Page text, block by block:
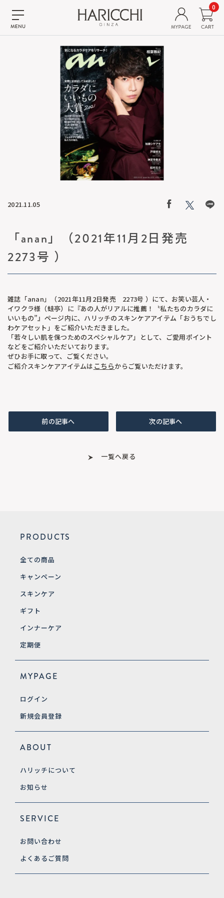
0
2021.11.05
「anan」（2021年11月2日発売
2273号 ）
雑誌「anan」（2021年11月2日発売 2273号 ）にて、お笑い芸人・
イワクラ様（蛙亭）に『あの人がリアルに推薦！〝私たちのカラダに
いいもの”』ページ内に、ハリッチのスキンケアアイテム「おうちでし
わケアセット」をご紹介いただきました。
「若々しい肌を保つためのスペシャルケア」として、ご愛用ポイント
などをご紹介いただいております。
ぜひお手に取って、ご覧ください。
ご紹介スキンケアアイテムは こちらからご覧いただけます。
前の記事へ
一覧へ戻る
次の記事へ
PRODUCTS
全ての商品
キャンペーン
スキンケア
ギフト
インナーケア
定期便
MYPAGE
ログイン
新規会員登録
ABOUT
ハリッチについて
お知らせ
SERVICE
お問い合わせ
よくあるご質問